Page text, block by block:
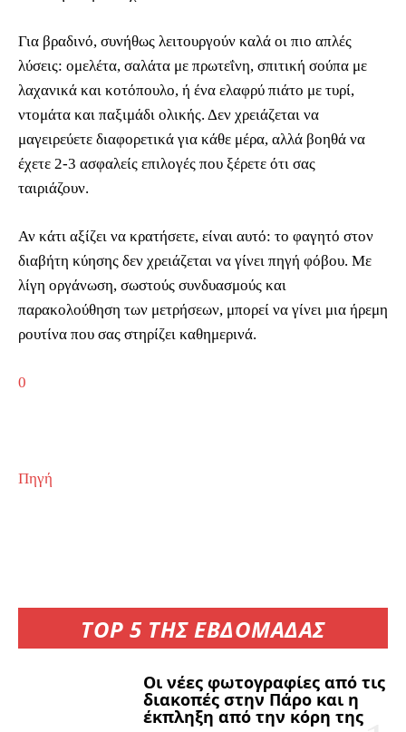
TOP 5 ΤΗΣ ΕΒΔΟΜΑΔΑΣ
Οι νέες φωτογραφίες από τις
διακοπές στην Πάρο και η
έκπληξη από την κόρη της
Για βραδινό, συνήθως λειτουργούν καλά οι πιο απλές
λύσεις: ομελέτα, σαλάτα με πρωτεΐνη, σπιτική σούπα με
λαχανικά και κοτόπουλο, ή ένα ελαφρύ πιάτο με τυρί,
ντομάτα και παξιμάδι ολικής. Δεν χρειάζεται να
μαγειρεύετε διαφορετικά για κάθε μέρα, αλλά βοηθά να
έχετε 2-3 ασφαλείς επιλογές που ξέρετε ότι σας
ταιριάζουν.
Αν κάτι αξίζει να κρατήσετε, είναι αυτό: το φαγητό στον
διαβήτη κύησης δεν χρειάζεται να γίνει πηγή φόβου. Με
λίγη οργάνωση, σωστούς συνδυασμούς και
παρακολούθηση των μετρήσεων, μπορεί να γίνει μια ήρεμη
ρουτίνα που σας στηρίζει καθημερινά.
0
Πηγή